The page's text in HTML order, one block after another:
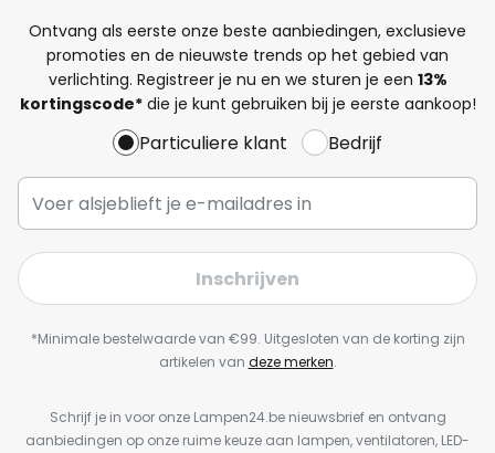
Ontvang als eerste onze beste aanbiedingen, exclusieve
promoties en de nieuwste trends op het gebied van
verlichting. Registreer je nu en we sturen je een 13%
kortingscode*die je kunt gebruiken bij je eerste aankoop!
Particuliere klant Bedrijf
Inschrijven
*Minimale bestelwaarde van €99. Uitgesloten van de korting zijn
artikelen van deze merken.
Schrijf je in voor onze Lampen24.be nieuwsbrief en ontvang
aanbiedingen op onze ruime keuze aan lampen, ventilatoren, LED-